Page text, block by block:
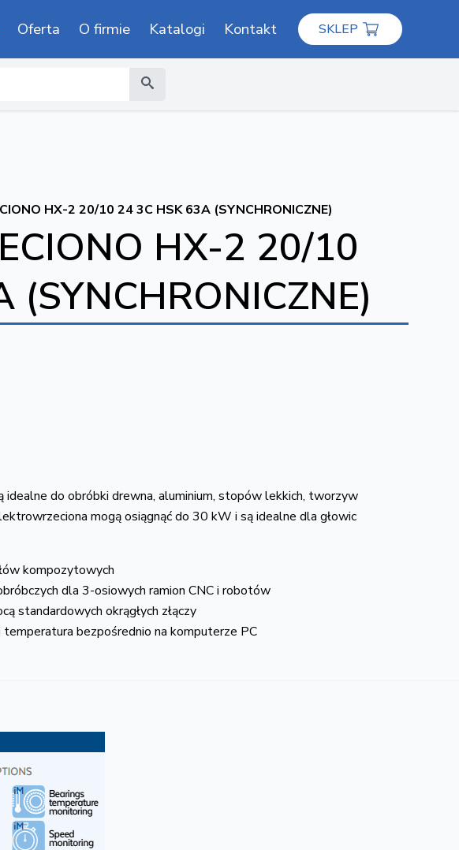
Oferta O firmie Katalogi Kontakt SKLEP
HX-2 20/10 24 3C HSK 63A (SYNCHRONICZNE)
HX-2 20/10
do obróbki drewna, aluminium, stopów lekkich, tworzyw
mogą osiągnąć do 30 kW i są idealne dla głowic
kompozytowych
dla 3-osiowych ramion CNC i robotów
standardowych okrągłych złączy
bezpośrednio na komputerze PC